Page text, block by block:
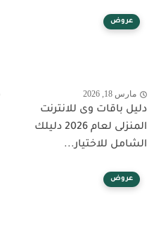
عروض
مارس 18, 2026
دليل باقات وى للانترنت
المنزلى لعام 2026 دليلك
الشامل للاختيار...
عروض